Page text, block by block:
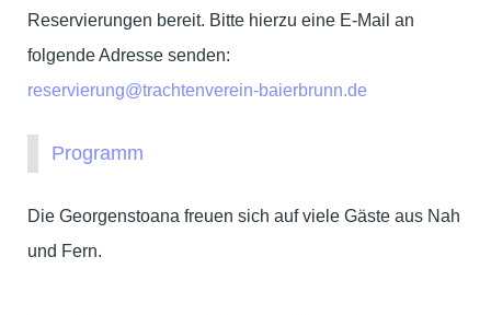
Reservierungen bereit. Bitte hierzu eine E-Mail an
folgende Adresse senden:
reservierung@trachtenverein-baierbrunn.de
Programm
Die Georgenstoana freuen sich auf viele Gäste aus Nah
und Fern.